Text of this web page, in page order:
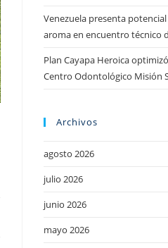
Venezuela presenta
aroma en encuentro técnico
Plan Cayapa Heroica
Centro Odontológico Misión
Archivos
agosto 2026
julio 2026
junio 2026
mayo 2026